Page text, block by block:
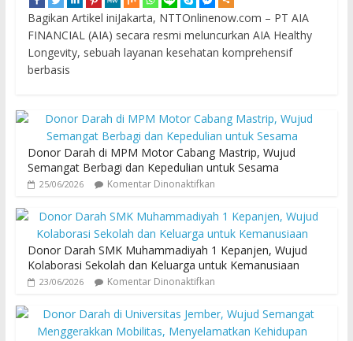
Bagikan Artikel iniJakarta, NTTOnlinenow.com – PT AIA
FINANCIAL (AIA) secara resmi meluncurkan AIA Healthy
Longevity, sebuah layanan kesehatan komprehensif
berbasis
Donor Darah di MPM Motor Cabang Mastrip, Wujud
Semangat Berbagi dan Kepedulian untuk Sesama
25/06/2026 Komentar Dinonaktifkan
Donor Darah SMK Muhammadiyah 1 Kepanjen, Wujud
Kolaborasi Sekolah dan Keluarga untuk Kemanusiaan
23/06/2026 Komentar Dinonaktifkan